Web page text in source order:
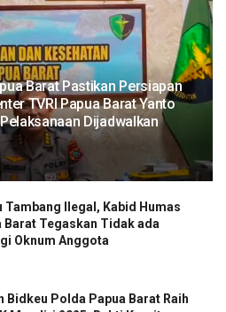
Barat Pastikan Persiapan
TVRI Papua Barat Yanto
Dijadwalkan
Tambang Ilegal, Kabid Humas
Barat Tegaskan Tidak ada
Oknum Anggota
Bidkeu Polda Papua Barat Raih